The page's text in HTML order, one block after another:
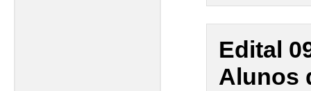
Edital
Alunos